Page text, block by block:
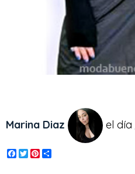
Marina Diaz el día
F
a
T
w
P